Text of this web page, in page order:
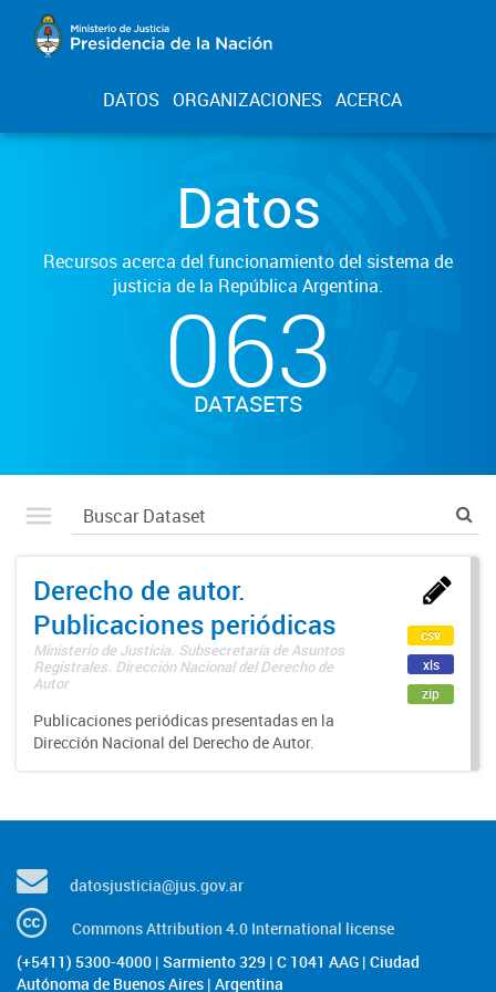
DATOS ORGANIZACIONES ACERCA
Datos
Recursos acerca del funcionamiento del sistema de
justicia de la República Argentina.
063
DATASETS
Derecho de autor.
Publicaciones periódicas
Ministerio de Justicia. Subsecretaría de Asuntos
Registrales. Dirección Nacional del Derecho de
Autor
Publicaciones periódicas presentadas en la
Dirección Nacional del Derecho de Autor.
csv
xls
zip
datosjusticia@jus.gov.ar
Commons Attribution 4.0 International license
(+5411) 5300-4000 | Sarmiento 329 | C 1041 AAG | Ciudad
Autónoma de Buenos Aires | Argentina